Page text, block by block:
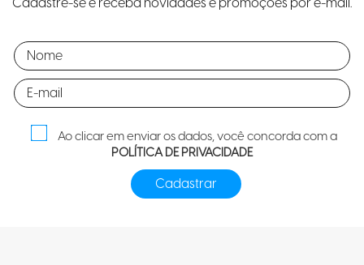
Ao clicar em enviar os dados, você concorda com a
POLÍTICA DE PRIVACIDADE